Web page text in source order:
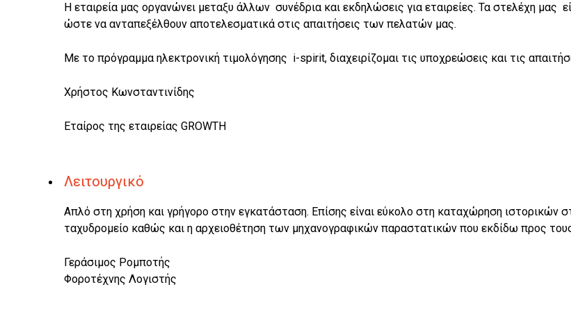
H εταιρεία μας οργανώνει μεταξυ άλλων συνέδρια και εκδηλώσεις για εταιρείες. Τα στελέχη
ώστε να ανταπεξέλθουν αποτελεσματικά στις απαιτήσεις των πελατών μας.
Με το πρόγραμμα ηλεκτρονική τιμολόγησης i-spirit, διαχειρίζομαι τις υποχρεώσεις και τις
Χρήστος Κωνσταντινίδης
Εταίρος της εταιρείας GROWTH
Λειτουργικό
Απλό στη χρήση και γρήγορο στην εγκατάσταση. Επίσης είναι εύκολο στη καταχώρηση ιστορικών
ταχυδρομείο καθώς και η αρχειοθέτηση των μηχανογραφικών παραστατικών που εκδίδω προς
Γεράσιμος Ρομποτής
Φοροτέχνης Λογιστής